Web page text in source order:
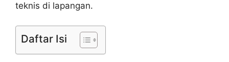
teknis di lapangan.
Daftar Isi